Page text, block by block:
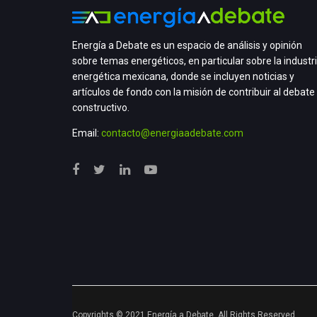
Energía a Debate es un espacio de análisis y opinión
sobre temas energéticos, en particular sobre la
energética mexicana, donde se incluyen noticias y
artículos de fondo con la misión de contribuir al debate
constructivo.
Email: contacto@energiaadebate.com
Copyrights © 2021 Energía a Debate. All Rights Reserved.